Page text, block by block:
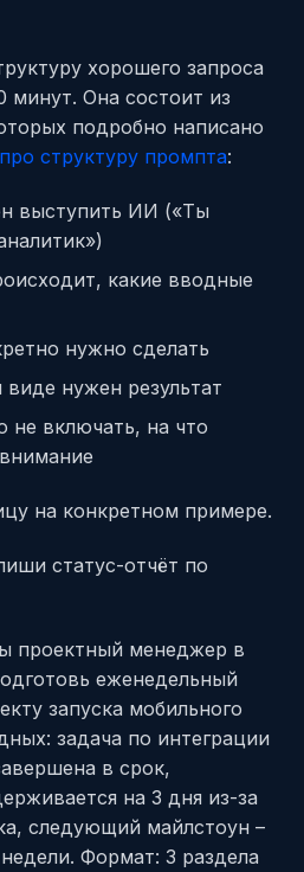
хорошего запроса
минут. Она состоит из
подробно написано
структуру промпта:
выступить ИИ («Ты
какие вводные
нужно сделать
нужен результат
не включать, на что
на конкретном примере.
статус-отчёт по
проектный менеджер в
еженедельный
запуска мобильного
задача по интеграции
в срок,
на 3 дня из-за
следующий майлстоун –
Формат: 3 раздела